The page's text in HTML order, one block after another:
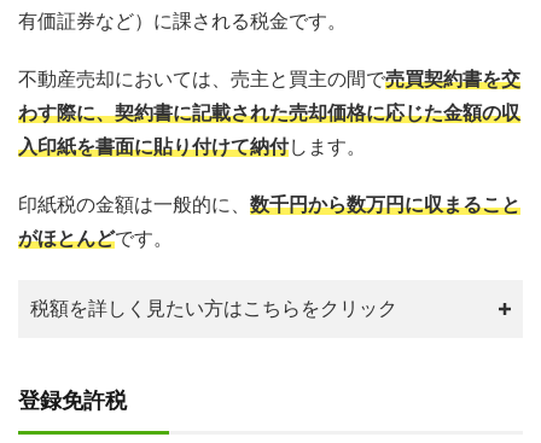
有価証券など）に課される税金です。
不動産売却においては、売主と買主の間で売買契約書を交
わす際に、契約書に記載された売却価格に応じた金額の収
入印紙を書面に貼り付けて納付します。
印紙税の金額は一般的に、 数千円から数万円に収まること
がほとんどです。
税額を詳しく見たい方はこちらをクリック
登録免許税